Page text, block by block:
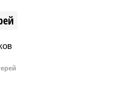
на почву, а затем
остановить по